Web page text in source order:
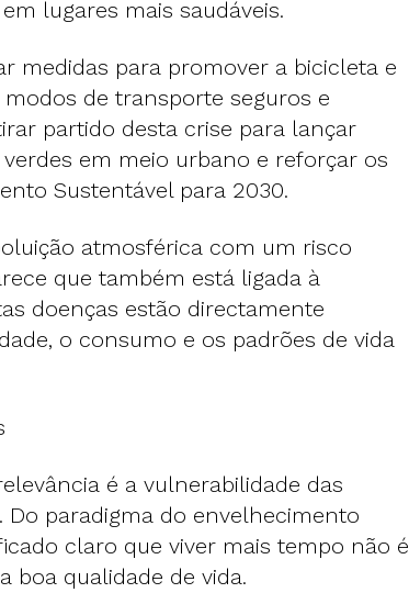
lugares mais saudáveis.
medidas para promover a bicicleta e
de transporte seguros e
partido desta crise para lançar
em meio urbano e reforçar os
Sustentável para 2030.
atmosférica com um risco
que também está ligada à
doenças estão directamente
o consumo e os padrões de vida
é a vulnerabilidade das
Do paradigma do envelhecimento
claro que viver mais tempo não é
boa qualidade de vida.